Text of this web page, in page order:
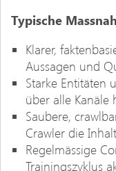
Typische
Klarer,
Aussagen und
Starke Entitäten
über alle Kanäle
Saubere,
Crawler die
Regelmässige
Trainingszyklus